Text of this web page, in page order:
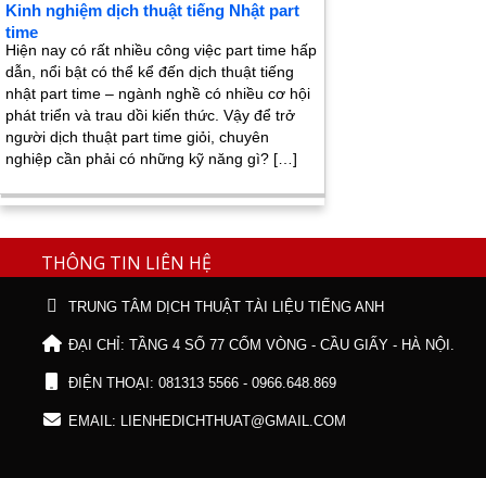
Kinh nghiệm dịch thuật tiếng Nhật part
time
Hiện nay có rất nhiều công việc part time hấp
dẫn, nổi bật có thể kể đến dịch thuật tiếng
nhật part time – ngành nghề có nhiều cơ hội
phát triển và trau dồi kiến thức. Vậy để trở
người dịch thuật part time giỏi, chuyên
nghiệp cần phải có những kỹ năng gì? […]
THÔNG TIN LIÊN HỆ
TRUNG TÂM DỊCH THUẬT TÀI LIỆU TIẾNG ANH
ĐẠI CHỈ: TẦNG 4 SỐ 77 CỐM VÒNG - CẦU GIẤY - HÀ NỘI.
ĐIỆN THOẠI: 081313 5566 - 0966.648.869
EMAIL: LIENHEDICHTHUAT@GMAIL.COM